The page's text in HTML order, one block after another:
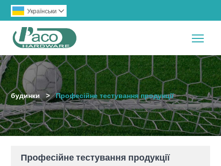
Українськи 
будинки > Професійне тестування продукції
Професійне тестування продукції